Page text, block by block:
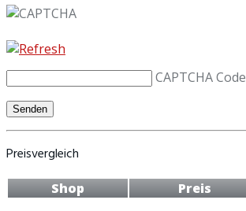
CAPTCHA Code
Preisvergleich
Shop
Preis